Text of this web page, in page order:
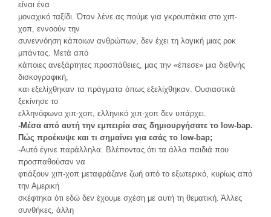
είναι ένα
μοναχικό ταξίδι. Όταν λένε ας πούμε για γκρουπάκια στο χιπ-
χοπ, εννοούν την
συνεννόηση κάποιων ανθρώπων, δεν έχει τη λογική μιας ροκ
μπάντας. Μετά από
κάποιες ανεξάρτητες προσπάθειες, μας την «έπεσε» μια διεθνής
δισκογραφική,
και εξελίχθηκαν τα πράγματα όπως εξελίχθηκαν. Ουσιαστικά
ξεκίνησε το
ελληνόφωνο χιπ-χοπ, ελληνικό χιπ-χοπ δεν υπάρχει.
-Μέσα από αυτή την εμπειρία σας δημιουργήσατε το low-bap.
Πώς προέκυψε και τι σημαίνει για εσάς το low-bap;
-Αυτό έγινε παράλληλα. Βλέποντας ότι τα άλλα παιδιά που
προσπαθούσαν να
φτιάξουν χιπ-χοπ μεταφράζανε ζωή από το εξωτερικό, κυρίως από
την Αμερική
σκέφτηκα ότι εδώ δεν έχουμε σχέση με αυτή τη θεματική. Άλλες
συνθήκες, άλλη